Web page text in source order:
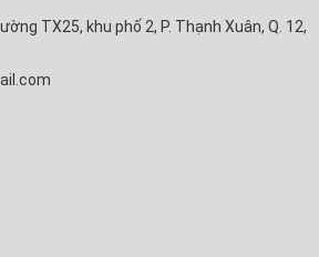
TX25, khu phố 2, P. Thạnh Xuân, Q. 12,